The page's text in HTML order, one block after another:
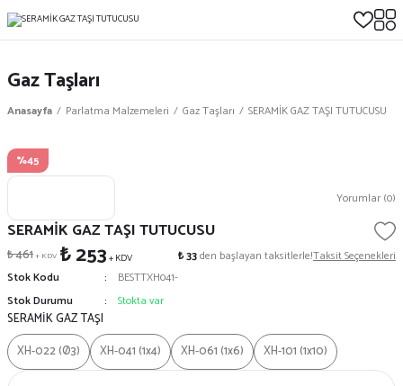
Gaz Taşları
Anasayfa Parlatma Malzemeleri Gaz Taşları SERAMİK GAZ TAŞI TUTUCUSU
%45
Yorumlar (0)
SERAMİK GAZ TAŞI TUTUCUSU
₺ 461+ KDV ₺ 253+ KDV ₺ 33den başlayan taksitlerle!Taksit Seçenekleri
Stok Kodu
BESTTXH041-
Stok Durumu
Stokta var
SERAMİK GAZ TAŞI
XH-022 (Ø3)
XH-041 (1x4) XH-061 (1x6) XH-101 (1x10)